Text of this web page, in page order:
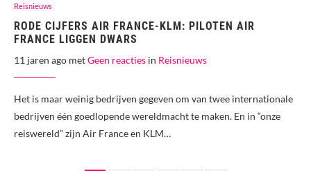
Reisnieuws
RODE CIJFERS AIR FRANCE-KLM: PILOTEN AIR
FRANCE LIGGEN DWARS
11 jaren ago metGeen reacties in Reisnieuws
Het is maar weinig bedrijven gegeven om van twee internationale
bedrijven één goedlopende wereldmacht te maken. En in “onze
reiswereld” zijn Air France en KLM…